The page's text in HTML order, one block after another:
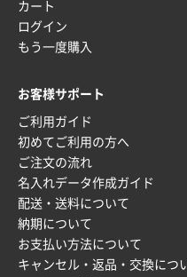
カート
ログイン
もう一度購入
お客様サポート
ご利用ガイド
初めてご利用の方へ
ご注文の流れ
名入れデータ作成ガイド
配送・送料について
納期について
お支払い方法について
キャンセル・返品・交換につ